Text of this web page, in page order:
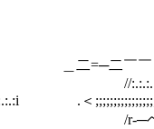
ヽ
二=─二￣￣｀
.＜
ヘ￣￣